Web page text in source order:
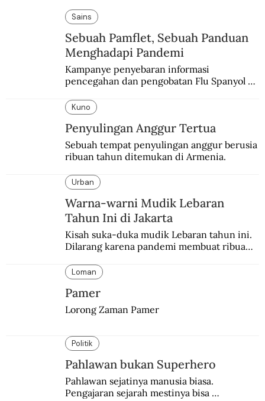
Sains
Sebuah Pamflet, Sebuah Panduan
Menghadapi Pandemi
Kampanye penyebaran informasi
pencegahan dan pengobatan Flu Spanyol di
Kuno
Penyulingan Anggur Tertua
Sebuah tempat penyulingan anggur berusia
ribuan tahun ditemukan di Armenia.
Urban
Warna-warni Mudik Lebaran
Tahun Ini di Jakarta
Kisah suka-duka mudik Lebaran tahun ini.
Dilarang karena pandemi membuat ribuan
kampung lebih awal.
Loman
Pamer
Lorong Zaman Pamer
Politik
Pahlawan bukan Superhero
Pahlawan sejatinya manusia biasa.
Pengajaran sejarah mestinya bisa